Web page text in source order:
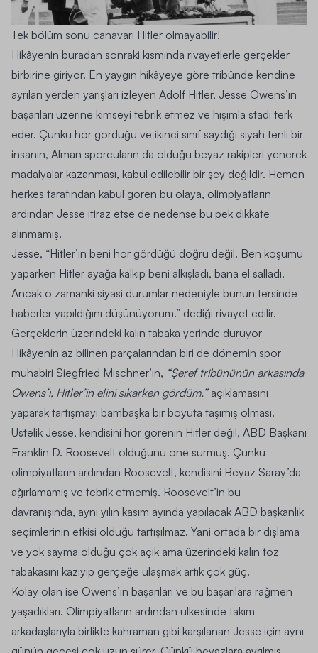
Tek bölüm sonu canavarı Hitler olmayabilir!
Hikâyenin buradan sonraki kısmında rivayetlerle gerçekler
birbirine giriyor. En yaygın hikâyeye göre tribünde kendine
ayrılan yerden yarışları izleyen Adolf Hitler, Jesse Owens’ın
başarıları üzerine kimseyi tebrik etmez ve hışımla stadı terk
eder. Çünkü hor gördüğü ve ikinci sınıf saydığı siyah tenli bir
insanın, Alman sporcuların da olduğu beyaz rakipleri yenerek
madalyalar kazanması, kabul edilebilir bir şey değildir. Hemen
herkes tarafından kabul gören bu olaya, olimpiyatların
ardından Jesse itiraz etse de nedense bu pek dikkate
alınmamış.
Jesse, “Hitler’in beni hor gördüğü doğru değil. Ben koşumu
yaparken Hitler ayağa kalkıp beni alkışladı, bana el salladı.
Ancak o zamanki siyasi durumlar nedeniyle bunun tersinde
haberler yapıldığını düşünüyorum.” dediği rivayet edilir.
Gerçeklerin üzerindeki kalın tabaka yerinde duruyor
Hikâyenin az bilinen parçalarından biri de dönemin spor
muhabiri Siegfried Mischner’in, “Şeref tribününün arkasında
Owens’ı, Hitler’in elini sıkarken gördüm.”açıklamasını
yaparak tartışmayı bambaşka bir boyuta taşımış olması.
Üstelik Jesse, kendisini hor görenin Hitler değil, ABD Başkanı
Franklin D. Roosevelt olduğunu öne sürmüş. Çünkü
olimpiyatların ardından Roosevelt, kendisini Beyaz Saray’da
ağırlamamış ve tebrik etmemiş. Roosevelt’in bu
davranışında, aynı yılın kasım ayında yapılacak ABD başkanlık
seçimlerinin etkisi olduğu tartışılmaz. Yani ortada bir dışlama
ve yok sayma olduğu çok açık ama üzerindeki kalın toz
tabakasını kazıyıp gerçeğe ulaşmak artık çok güç.
Kolay olan ise Owens’ın başarıları ve bu başarılara rağmen
yaşadıkları. Olimpiyatların ardından ülkesinde takım
arkadaşlarıyla birlikte kahraman gibi karşılanan Jesse için aynı